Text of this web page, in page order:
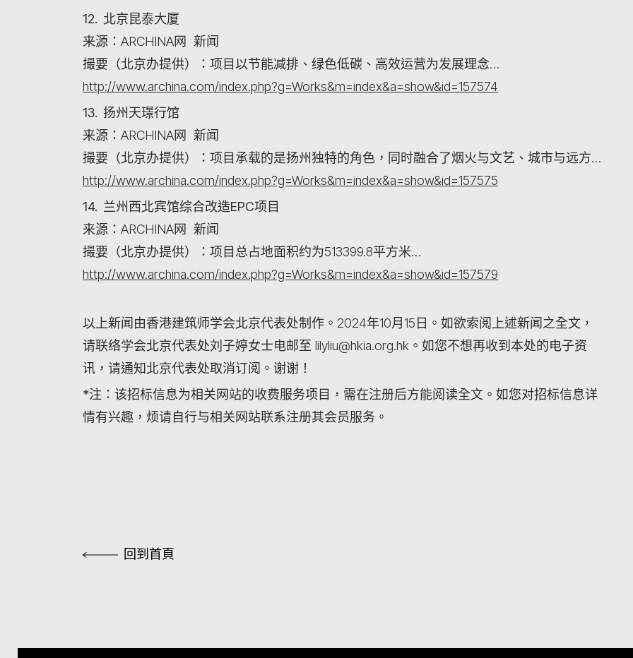
12. 北京昆泰大厦
来源：ARCHINA网 新闻
撮要（北京办提供）：项目以节能减排、绿色低碳、高效运营为发展理念…
http://www.archina.com/index.php?g=Works&m=index&a=show&id=157574
13. 扬州天璟行馆
来源：ARCHINA网 新闻
撮要（北京办提供）：项目承载的是扬州独特的角色，同时融合了烟火与文艺、城市与远方…
http://www.archina.com/index.php?g=Works&m=index&a=show&id=157575
14. 兰州西北宾馆综合改造EPC项目
来源：ARCHINA网 新闻
撮要（北京办提供）：项目总占地面积约为513399.8平方米…
http://www.archina.com/index.php?g=Works&m=index&a=show&id=157579
以上新闻由香港建筑师学会北京代表处制作。2024年10月15日。如欲索阅上述新闻之全文，
请联络学会北京代表处刘子婷女士电邮至 lilyliu@hkia.org.hk。如您不想再收到本处的电子资
讯，请通知北京代表处取消订阅。谢谢！
*注：该招标信息为相关网站的收费服务项目，需在注册后方能阅读全文。如您对招标信息详
情有兴趣，烦请自行与相关网站联系注册其会员服务。
回到首頁